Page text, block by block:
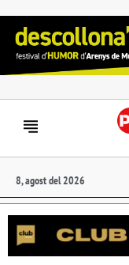
8, agost del 2026